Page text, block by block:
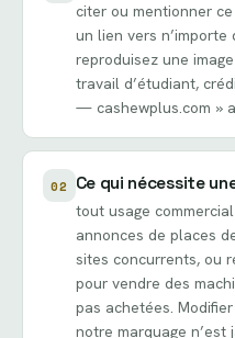
citer ou mentionner
un lien vers n’importe
reproduisez une
travail d’étudiant,
— cashewplus.com »
02 Ce qui nécessite
tout usage
annonces de places
sites concurrents, ou
pour vendre des
pas achetées.
notre marquage n’est